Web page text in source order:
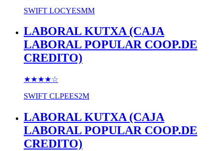
SWIFT LOCYESMM
LABORAL KUTXA (CAJA
LABORAL POPULAR COOP.DE
CREDITO)
★★★★☆
SWIFT CLPEES2M
LABORAL KUTXA (CAJA
LABORAL POPULAR COOP.DE
CREDITO)